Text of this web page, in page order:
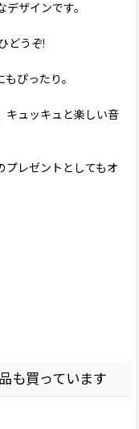
ザインです。
どうぞ!
ぴったり。
キュッキュと楽しい音
プレゼントとしてもオ
も買っています